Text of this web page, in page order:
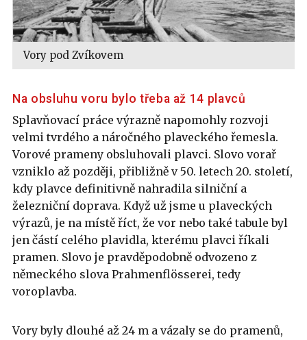
Vory pod Zvíkovem
Na obsluhu voru bylo třeba až 14 plavců
Splavňovací práce výrazně napomohly rozvoji
velmi tvrdého a náročného plaveckého řemesla.
Vorové prameny obsluhovali plavci. Slovo vorař
vzniklo až později, přibližně v 50. letech 20. století,
kdy plavce definitivně nahradila silniční a
železniční doprava. Když už jsme u plaveckých
výrazů, je na místě říct, že vor nebo také tabule byl
jen částí celého plavidla, kterému plavci říkali
pramen. Slovo je pravděpodobně odvozeno z
německého slova Prahmenflösserei, tedy
voroplavba.
Vory byly dlouhé až 24 m a vázaly se do pramenů,